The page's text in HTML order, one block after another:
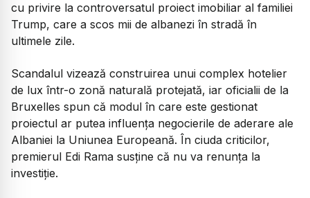
cu privire la controversatul proiect imobiliar al familiei
Trump, care a scos mii de albanezi în stradă în
ultimele zile.
Scandalul vizează construirea unui complex hotelier
de lux într-o zonă naturală protejată, iar oficialii de la
Bruxelles spun că modul în care este gestionat
proiectul ar putea influența negocierile de aderare ale
Albaniei la Uniunea Europeană. În ciuda criticilor,
premierul Edi Rama susține că nu va renunța la
investiție.